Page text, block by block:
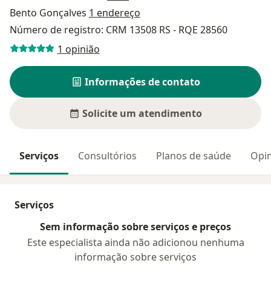
Bento Gonçalves 1 endereço
Número de registro: CRM 13508 RS - RQE 28560
1 opinião
Informações de contato
Solicite um atendimento
Serviços Consultórios Planos de saúde
Serviços
Sem informação sobre serviços e preços
Este especialista ainda não adicionou nenhuma
informação sobre serviços